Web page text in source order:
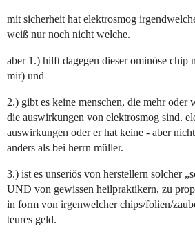
mit sicherheit hat elektrosmog
weiß nur noch nicht welche.
aber 1.) hilft dagegen dieser ominöse chip
mir) und
2.) gibt es keine menschen, die mehr oder
die auswirkungen von elektrosmog sind.
auswirkungen oder er hat keine - aber
anders als bei herrn müller.
3.) ist es unseriös von herstellern solcher
UND von gewissen heilpraktikern, zu
in form von irgenwelcher chips/folien/
teures geld.